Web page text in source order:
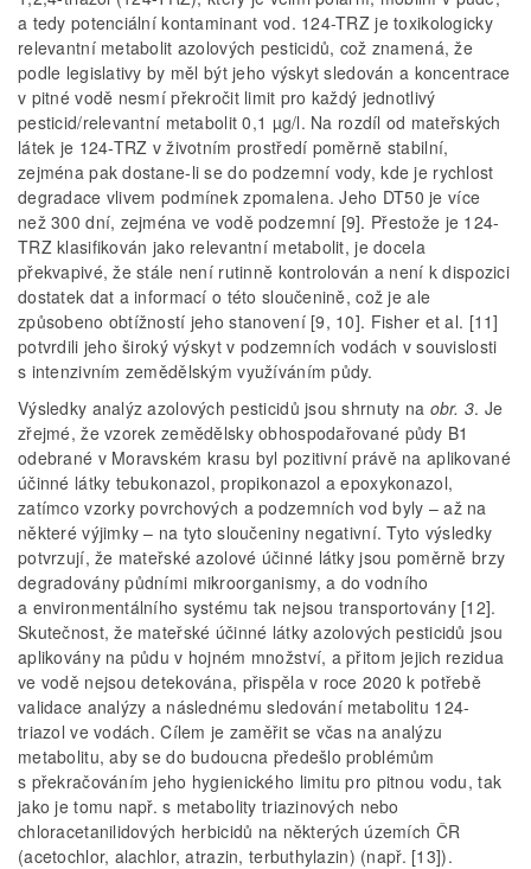
a tedy potenciální kontaminant vod. 124-TRZ je toxikologicky
relevantní metabolit azolových pesticidů, což znamená, že
podle legislativy by měl být jeho výskyt sledován a koncentrace
v pitné vodě nesmí překročit limit pro každý jednotlivý
pesticid/relevantní metabolit 0,1 µg/l. Na rozdíl od mateřských
látek je 124-TRZ v životním prostředí poměrně stabilní,
zejména pak dostane-li se do podzemní vody, kde je rychlost
degradace vlivem podmínek zpomalena. Jeho DT50 je více
než 300 dní, zejména ve vodě podzemní [9]. Přestože je 124-
TRZ klasifikován jako relevantní metabolit, je docela
překvapivé, že stále není rutinně kontrolován a není k dispozici
dostatek dat a informací o této sloučenině, což je ale
způsobeno obtížností jeho stanovení [9, 10]. Fisher et al. [11]
potvrdili jeho široký výskyt v podzemních vodách v souvislosti
s intenzivním zemědělským využíváním půdy.
Výsledky analýz azolových pesticidů jsou shrnuty na obr. 3. Je
zřejmé, že vzorek zemědělsky obhospodařované půdy B1
odebrané v Moravském krasu byl pozitivní právě na aplikované
účinné látky tebukonazol, propikonazol a epoxykonazol,
zatímco vzorky povrchových a podzemních vod byly – až na
některé výjimky – na tyto sloučeniny negativní. Tyto výsledky
potvrzují, že mateřské azolové účinné látky jsou poměrně brzy
degradovány půdními mikroorganismy, a do vodního
a environmentálního systému tak nejsou transportovány [12].
Skutečnost, že mateřské účinné látky azolových pesticidů jsou
aplikovány na půdu v hojném množství, a přitom jejich rezidua
ve vodě nejsou detekována, přispěla v roce 2020 k potřebě
validace analýzy a následnému sledování metabolitu 124-
triazol ve vodách. Cílem je zaměřit se včas na analýzu
metabolitu, aby se do budoucna předešlo problémům
s překračováním jeho hygienického limitu pro pitnou vodu, tak
jako je tomu např. s metabolity triazinových nebo
chloracetanilidových herbicidů na některých územích ČR
(acetochlor, alachlor, atrazin, terbuthylazin) (např. [13]).